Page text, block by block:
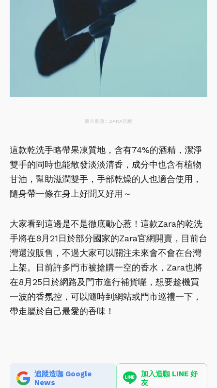
圖片來源：ZARA官網
這款乾洗手略帶果凍質地，含有74%的酒精，潔淨
雙手的同時也能散發淡淡清香，成分中也含有植物
甘油，幫助滋潤雙手，手部乾燥的人也適合使用，
隨身帶一條在身上好聞又好用～
大家看到這邊是不是徹底動心惹！這款Zara的乾洗
手將在8月21日於部分國家的Zara官網開賣，目前台
灣還沒販售，不過大家可以關注未來會不會在台灣
上架。日前許多門市被搶購一空的香水，Zara也將
在8月25日於網路及門市進行補貨囉，想要趁機買
一波的香氛控，可以隨時到網站或門市巡禮一下，
帶走屬於自己最愛的香味！
追蹤造咖 Google
News
加入造咖 LINE 好
友